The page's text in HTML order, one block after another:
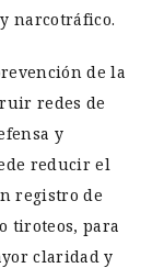
narcotráfico.
de la
redes de
y
reducir el
registro de
tiroteos, para
claridad y